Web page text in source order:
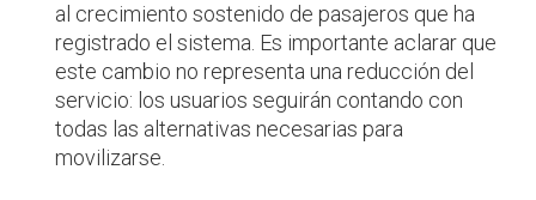
al crecimiento sostenido de pasajeros que ha
registrado el sistema. Es importante aclarar que
este cambio no representa una reducción del
servicio: los usuarios seguirán contando con
todas las alternativas necesarias para
movilizarse.